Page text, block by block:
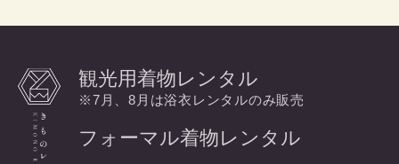
観光用着物レンタル
※7月、8月は浴衣レンタルのみ販売
フォーマル着物レンタル